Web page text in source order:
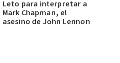
Leto para interpretar a
Mark Chapman, el
asesino de John Lennon